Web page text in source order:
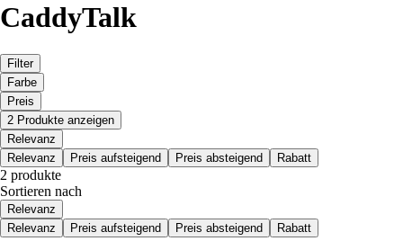
CaddyTalk
Filter
Farbe
Preis
2 Produkte anzeigen
Relevanz
Relevanz
Preis aufsteigend Preis absteigend Rabatt
2 produkte
Sortieren nach
Relevanz
Relevanz
Preis aufsteigend Preis absteigend Rabatt